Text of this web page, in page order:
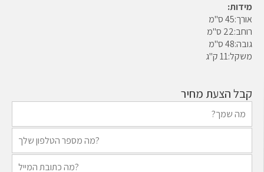
מידות:
אורך:45 ס"מ
רוחב:22 ס"מ
גובה:48 ס"מ
משקל:11 ק"ג
קבל הצעת מחיר